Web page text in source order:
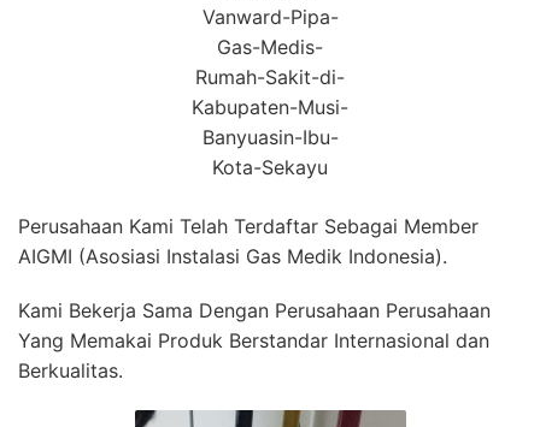
Vanward-Pipa-
Gas-Medis-
Rumah-Sakit-di-
Kabupaten-Musi-
Banyuasin-Ibu-
Kota-Sekayu
Perusahaan Kami Telah Terdaftar Sebagai Member
AIGMI (Asosiasi Instalasi Gas Medik Indonesia).
Kami Bekerja Sama Dengan Perusahaan Perusahaan
Yang Memakai Produk Berstandar Internasional dan
Berkualitas.